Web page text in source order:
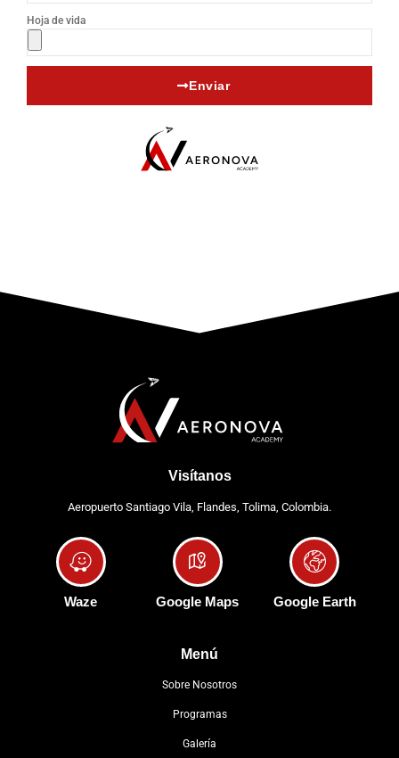
Hoja de vida
Enviar
Visítanos
Aeropuerto Santiago Vila, Flandes, Tolima, Colombia.
Waze Google Maps Google Earth
Menú
Sobre Nosotros
Programas
Galería